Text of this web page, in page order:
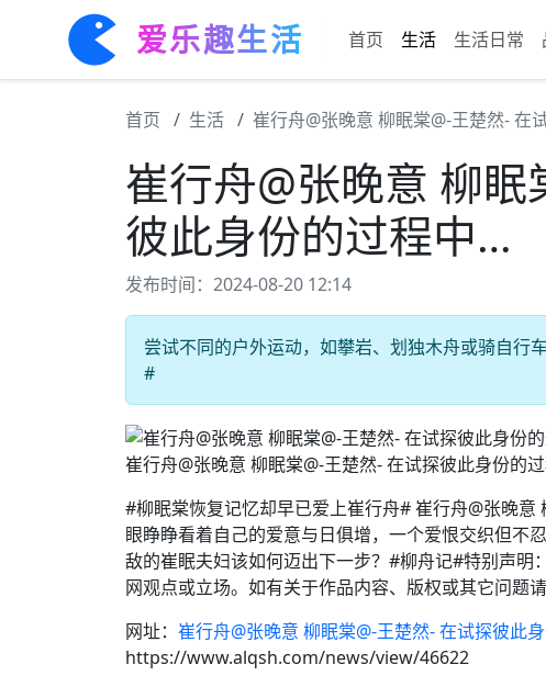
爱乐趣生活 首页 生活 生活日常
首页 生活 崔行舟@张晚意 柳眠棠@-王楚然- 在
崔行舟@张晚意 柳
彼此身份的过程中…
发布时间：2024-08-20 12:14
尝试不同的户外运动，如攀岩、划独木舟或骑自行
#
崔行舟@张晚意 柳眠棠@-王楚然- 在试探彼此身份的
#柳眠棠恢复记忆却早已爱上崔行舟# 崔行舟@张晚
眼睁睁看着自己的爱意与日俱增，一个爱恨交织但不
敌的崔眠夫妇该如何迈出下一步？#柳舟记#特别声明
网观点或立场。如有关于作品内容、版权或其它问题
网址： 崔行舟@张晚意 柳眠棠@-王楚然- 在试探彼此
https://www.alqsh.com/news/view/46622